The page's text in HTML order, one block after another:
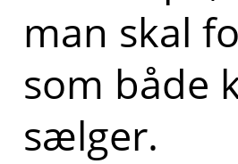
man skal
som både
sælger.